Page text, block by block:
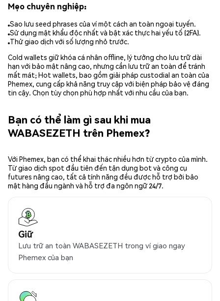
Mẹo chuyên nghiệp:
Sao lưu seed phrases của ví một cách an toàn ngoại tuyến.
Sử dụng mật khẩu độc nhất và bật xác thực hai yếu tố (2FA).
Thử giao dịch với số lượng nhỏ trước.
Cold wallets giữ khóa cá nhân offline, lý tưởng cho lưu trữ dài
hạn với bảo mật nâng cao, nhưng cần lưu trữ an toàn để tránh
mất mát; Hot wallets, bao gồm giải pháp custodial an toàn của
Phemex, cung cấp khả năng truy cập với biện pháp bảo vệ đáng
tin cậy. Chọn tùy chọn phù hợp nhất với nhu cầu của bạn.
Bạn có thể làm gì sau khi mua
WABASEZETH trên Phemex?
Với Phemex, bạn có thể khai thác nhiều hơn từ crypto của mình.
Từ giao dịch spot đầu tiên đến tận dụng bot và công cụ
futures nâng cao, tất cả tính năng đều được hỗ trợ bởi bảo
mật hàng đầu ngành và hỗ trợ đa ngôn ngữ 24/7.
Giữ
Lưu trữ an toàn WABASEZETH trong ví giao ngay
Phemex của bạn